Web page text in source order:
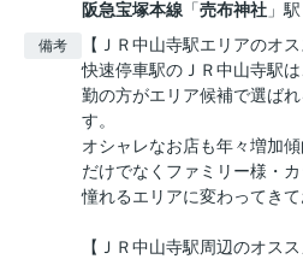
阪急宝塚本線 「売布神社 」
備考
【ＪＲ中山寺駅エリアのオ
快速停車駅のＪＲ中山寺駅
勤の方がエリア候補で選ば
す。
オシャレなお店も年々増加
だけでなくファミリー様・
憧れるエリアに変わってきて
【ＪＲ中山寺駅周辺のオス